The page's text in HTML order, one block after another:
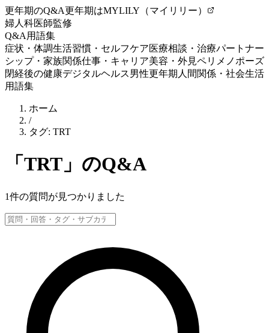
更年期のQ&A更年期はMYLILY（マイリリー）
婦人科医師監修
Q&A 用語集
症状・体調生活習慣・セルフケア医療相談・治療パートナー
シップ・家族関係仕事・キャリア美容・外見ペリメノポーズ
閉経後の健康デジタルヘルス男性更年期 人間関係・社会生活
用語集
ホーム
/
タグ: TRT
「 TRT 」のQ&A
1件の質問が見つかりました